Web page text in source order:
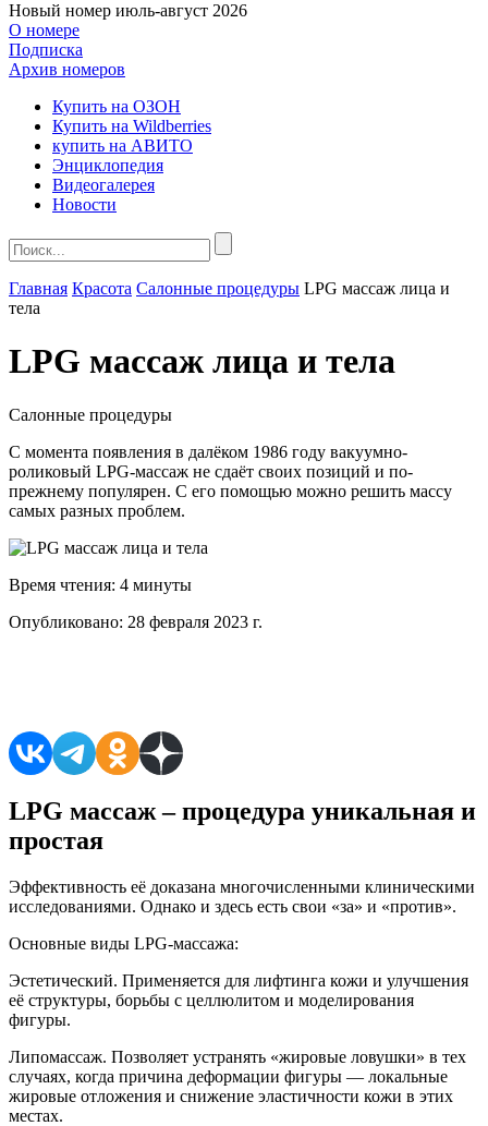
Новый номер июль-август 2026
О номере
Подписка
Архив номеров
Купить на ОЗОН
Купить на Wildberries
купить на АВИТО
Энциклопедия
Видеогалерея
Новости
Главная Красота Салонные процедуры LPG массаж лица и
тела
LPG массаж лица и тела
Салонные процедуры
С момента появления в далёком 1986 году вакуумно-
роликовый LPG-массаж не сдаёт своих позиций и по-
прежнему популярен. С его помощью можно решить массу
самых разных проблем.
Время чтения: 4 минуты
Опубликовано: 28 февраля 2023 г.
LPG массаж – процедура уникальная и
простая
Эффективность её доказана многочисленными клиническими
исследованиями. Однако и здесь есть свои «за» и «против».
Основные виды LPG-массажа:
Эстетический. Применяется для лифтинга кожи и улучшения
её структуры, борьбы с целлюлитом и моделирования
фигуры.
Липомассаж. Позволяет устранять «жировые ловушки» в тех
случаях, когда причина деформации фигуры — локальные
жировые отложения и снижение эластичности кожи в этих
местах.